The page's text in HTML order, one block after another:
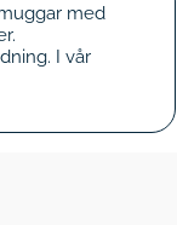
med
I vår